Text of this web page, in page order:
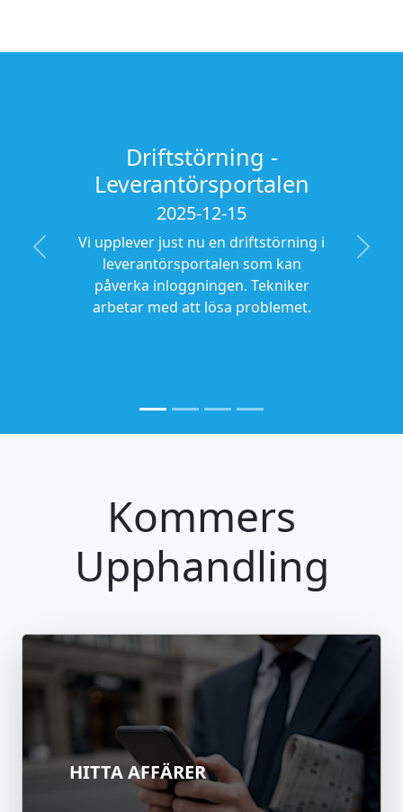
Driftstörningen är nu
löst2025-11-07
Problemet med anbudsformulären
är nu löst. Systemet fungerar som
vanligt igen.
Previous Next
Kommers
Upphandling
HITTA AFFÄRER